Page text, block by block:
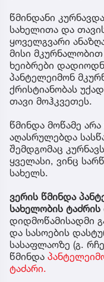
წმინდანი
სახელითა და
ყოველგვარი
მისი
ხეიბრები
პანტელეიმონ
ქრისტიანობას
თავი მოჰკვეთეს.
წმინდა მოწამე
აღასრულებდა
შემდგომაც
ყველასი, ვინც
სახელს.
ვერის წმინდა
სახელობის ტაძრის
დიდმოწამისადმი
და სასოების
სასაფლაოზე (გ.
წმინდა
ტაძარი.